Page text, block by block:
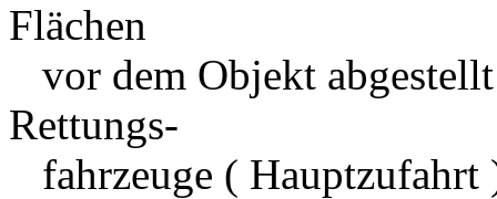
Flächen
vor dem Objekt
Rettungs-
fahrzeuge (